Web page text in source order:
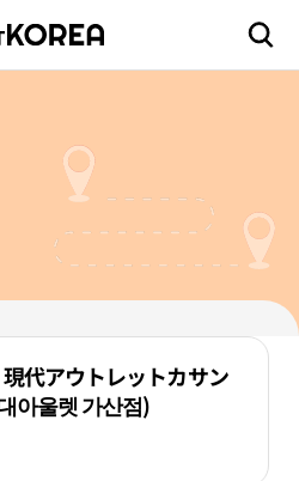
代アウトレットカサン
아울렛 가산점)